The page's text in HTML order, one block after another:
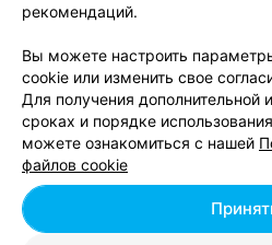
Где поесть салат «Цезарь» в
Где попробовать мороженое в
рекомендаций.
Вы можете настроить
cookie или изменить свое
Для получения дополнительной
сроках и порядке
можете ознакомиться с нашей
файлов cookie